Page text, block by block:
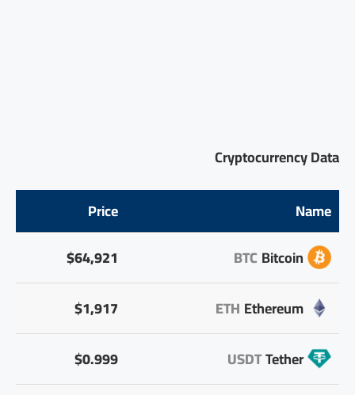
Cryptocurrency Data
Name
Price
Bitcoin
BTC
$64,921
Ethereum
ETH
$1,917
Tether
USDT
$0.999